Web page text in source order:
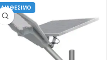
ΔΙΑΘΕΣΙΜΟ